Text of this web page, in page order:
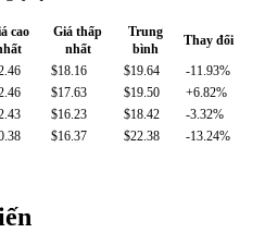
cao
Giá thấp
nhất
Trung
bình
Thay đổi
$18.16 $19.64
-11.93%
$17.63 $19.50
+6.82%
$16.23 $18.42
-3.32%
$16.37 $22.38 -13.24%